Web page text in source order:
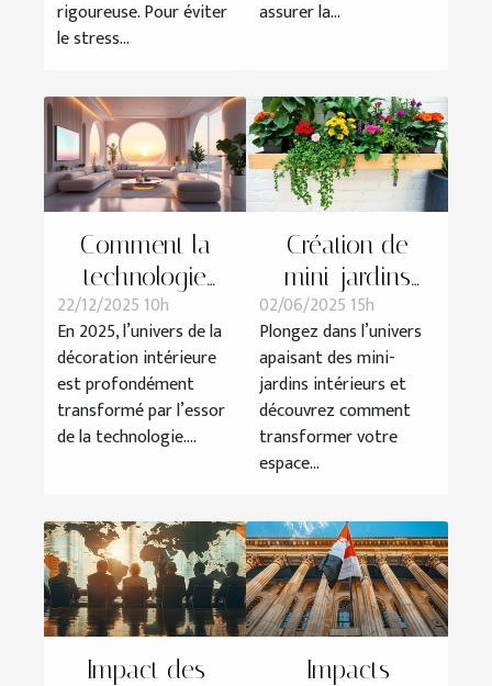
rigoureuse. Pour éviter
le stress...
assurer la...
Comment la
technologie
influence-t-elle
les tendances
de décoration
en 2025 ?
22/12/2025 10h
En 2025, l’univers de la
décoration intérieure
est profondément
transformé par l’essor
de la technologie....
Création de
mini-jardins
intérieurs : guide
pratique et
esthétique
02/06/2025 15h
Plongez dans l’univers
apaisant des mini-
jardins intérieurs et
découvrez comment
transformer votre
espace...
Impact des
Impacts